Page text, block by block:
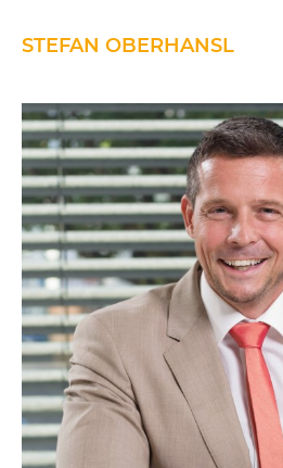
STEFAN OBERHANSL